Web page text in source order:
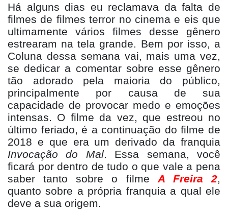
Há alguns dias eu reclamava da falta de
filmes de filmes terror no cinema e eis que
ultimamente vários filmes desse gênero
estrearam na tela grande. Bem por isso, a
Coluna dessa semana vai, mais uma vez,
se dedicar a comentar sobre esse gênero
tão adorado pela maioria do público,
principalmente por causa de sua
capacidade de provocar medo e emoções
intensas. O filme da vez, que estreou no
último feriado, é a continuação do filme de
2018 e que era um derivado da franquia
Invocação do Mal. Essa semana, você
ficará por dentro de tudo o que vale a pena
saber tanto sobre o filme A Freira 2,
quanto sobre a própria franquia a qual ele
deve a sua origem.